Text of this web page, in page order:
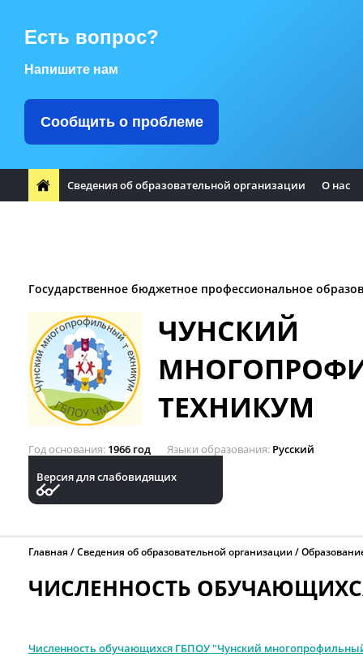
Есть вопрос?
Напишите нам
Сообщить о проблеме
Сведения об образовательной организации О нас
Государственное бюджетное профессиональное
ЧУНСКИЙ
ТЕХНИКУМ
Год основания 1966 год Языки образования Русский
Версия для слабовидящих
Главная Сведения об образовательной организации
ЧИСЛЕННОСТЬ
Численность обучающихся ГБПОУ "Чунский